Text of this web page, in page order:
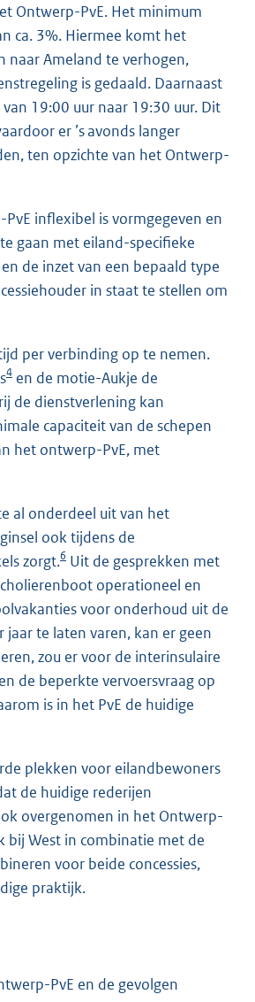
Ontwerp-PvE. Het minimum
ca. 3%. Hiermee komt het
naar Ameland te verhogen,
is gedaald. Daarnaast
19:00 uur naar 19:30 uur. Dit
er ’s avonds langer
ten opzichte van het Ontwerp-
inflexibel is vormgegeven en
gaan met eiland-specifieke
de inzet van een bepaald type
in staat te stellen om
per verbinding op te nemen.
4 en de motie-Aukje de
de dienstverlening kan
capaciteit van de schepen
het ontwerp-PvE, met
al onderdeel uit van het
ook tijdens de
zorgt.6 Uit de gesprekken met
operationeel en
voor onderhoud uit de
te laten varen, kan er geen
zou er voor de interinsulaire
de beperkte vervoersvraag op
is in het PvE de huidige
plekken voor eilandbewoners
de huidige rederijen
overgenomen in het Ontwerp-
bij West in combinatie met de
voor beide concessies,
praktijk.
PvE en de gevolgen